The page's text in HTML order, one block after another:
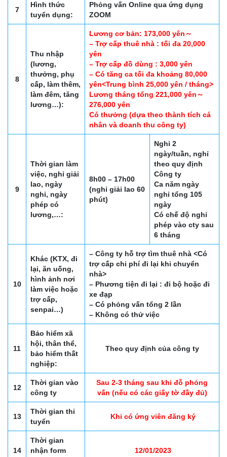
7
Hình thức
tuyển dụng:
Phỏng vấn Online qua ứng dụng
ZOOM
8
Thu nhập
(lương,
thưởng, phụ
cấp, làm thêm,
làm đêm, tăng
lương…):
Lương cơ bản: 173,000 yên～
– Trợ cấp thuê nhà : tối đa 20,000
yên
– Trợ cấp đồ dùng : 3,000 yên
– Có tăng ca tối đa khoảng 80,000
yên<Trung bình 25,000 yên / tháng>
Lương tháng tổng 221,000 yên～
276,000 yên
Có thưởng (dựa theo thành tích cá
nhân và doanh thu công ty)
9
Thời gian làm
việc, nghỉ giải
lao, ngày
nghỉ, ngày
phép có
lương,…:
8h00 – 17h00
(nghỉ giải lao 60
phút)
Nghỉ 2
ngày/tuần, nghỉ
theo quy định
Công ty
Ca năm ngày
nghỉ tổng 105
ngày
Có chế độ nghỉ
phép vào cty sau
6 tháng
10
Khác (KTX, đi
lại, ăn uống,
hình ảnh nơi
làm việc hoặc
trợ cấp,
senpai…)
– Công ty hỗ trợ tìm thuê nhà <Có
trợ cấp chi phí đi lại khi chuyển
nhà>
– Phương tiện đi lại : đi bộ hoặc đi
xe đạp
– Có phỏng vấn tổng 2 lần
– Không có thử việc
11
Bảo hiểm xã
hội, thân thể,
bảo hiểm thất
nghiệp:
Theo quy định của công ty
12
Thời gian vào
công ty
Sau 2-3 tháng sau khi đỗ phỏng
vấn (nếu có các giấy tờ đầy đủ)
13
Thời gian thi
tuyển
Khi có ứng viên đăng ký
14
Thời gian
nhận form
12/01/2023